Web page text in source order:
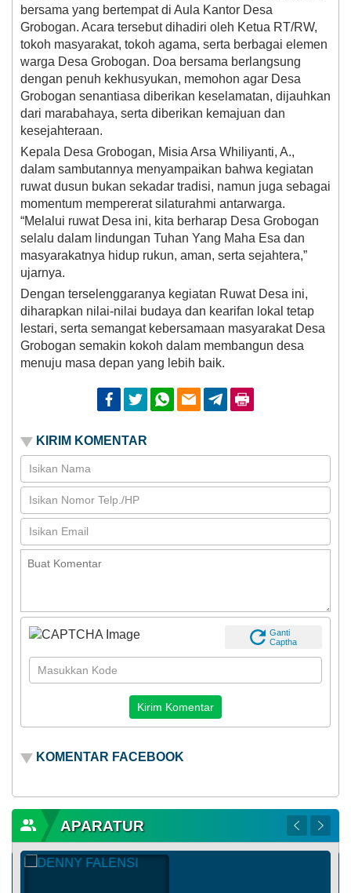
bersama yang bertempat di Aula Kantor Desa
Grobogan. Acara tersebut dihadiri oleh Ketua RT/RW,
tokoh masyarakat, tokoh agama, serta berbagai elemen
warga Desa Grobogan. Doa bersama berlangsung
dengan penuh kekhusyukan, memohon agar Desa
Grobogan senantiasa diberikan keselamatan, dijauhkan
dari marabahaya, serta diberikan kemajuan dan
kesejahteraan.
Kepala Desa Grobogan, Misia Arsa Whiliyanti, A.,
dalam sambutannya menyampaikan bahwa kegiatan
ruwat dusun bukan sekadar tradisi, namun juga sebagai
momentum mempererat silaturahmi antarwarga.
“Melalui ruwat Desa ini, kita berharap Desa Grobogan
selalu dalam lindungan Tuhan Yang Maha Esa dan
masyarakatnya hidup rukun, aman, serta sejahtera,”
ujarnya.
Dengan terselenggaranya kegiatan Ruwat Desa ini,
diharapkan nilai-nilai budaya dan kearifan lokal tetap
lestari, serta semangat kebersamaan masyarakat Desa
Grobogan semakin kokoh dalam membangun desa
menuju masa depan yang lebih baik.
Facebook
Twitter Whatsapp
Email Telegram
KIRIM KOMENTAR
Ganti
Captha
KOMENTAR FACEBOOK
APARATUR